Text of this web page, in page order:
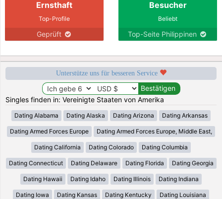
Ernsthaft
Top-Profile
Geprüft
Besucher
Beliebt
Top-Seite Philippinen
Unterstütze uns für besseren Service
Singles finden in: Vereinigte Staaten von Amerika
Dating Alabama Dating Alaska Dating Arizona Dating Arkansas
Dating Armed Forces Europe Dating Armed Forces Europe, Middle East,
Dating California Dating Colorado Dating Columbia
Dating Connecticut Dating Delaware Dating Florida Dating Georgia
Dating Hawaii Dating Idaho Dating Illinois Dating Indiana
Dating Iowa Dating Kansas Dating Kentucky Dating Louisiana